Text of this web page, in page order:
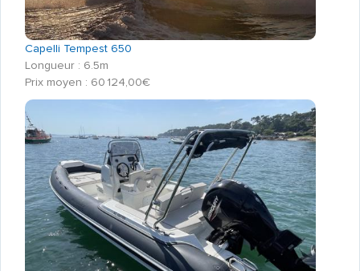
Capelli Tempest 650
Longueur : 6.5m
Prix moyen : 60 124,00€